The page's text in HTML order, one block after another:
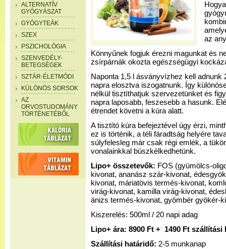
ALTERNATÍV
GYÓGYÁSZAT
GYÓGYTEÁK
SZEX
PSZICHOLÓGIA
SZENVEDÉLY-
BETEGSÉGEK
SZTÁR-ÉLETMÓDI
KÜLÖNÖS SORSOK
AZ
ORVOSTUDOMÁNY
TÖRTÉNETÉBŐL
az
Könnyűnek fogjuk érezni magunkat és
zsírpárnák okozta egészségügyi
Naponta 1,5 l ásványvízhez kell adnunk
napra elosztva iszogatnunk. Így
nélkül tisztíthatjuk szervezetünket és
napra laposabb, feszesebb a hasunk.
étrendet követni a kúra alatt.
A tisztító kúra befejeztével úgy érzi,
ez is történik, a téli fáradtság helyére
súlyfelesleg már csak régi emlék, a
vonalainkkal büszkélkedhetünk.
Lipo+ összetevők: FOS (gyümölcs-
kivonat, ananász szár-kivonat,
kivonat, máriatövis termés-kivonat,
virág-kivonat, kamilla virág-kivonat,
ánizs termés-kivonat, gyömbér gyökér-
Kiszerelés: 500ml / 20 napi adag
Lipo+ ára: 8900 Ft + 1490 Ft szállítási
Szállítási határidő: 2-5 munkanap